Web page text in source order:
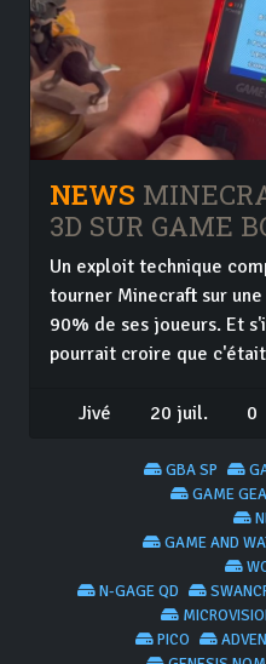
NEWS
3D SUR GAME
Un exploit technique
tourner Minecraft sur
90% de ses joueurs. Et
pourrait croire que
Jivé 20 juil. 0
GBA SP
GAME
GAME AND
N-GAGE QD
PICO